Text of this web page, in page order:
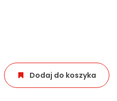
Dodaj do koszyka